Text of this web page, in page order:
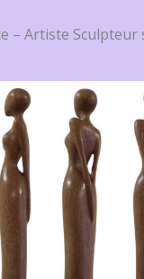
– Artiste